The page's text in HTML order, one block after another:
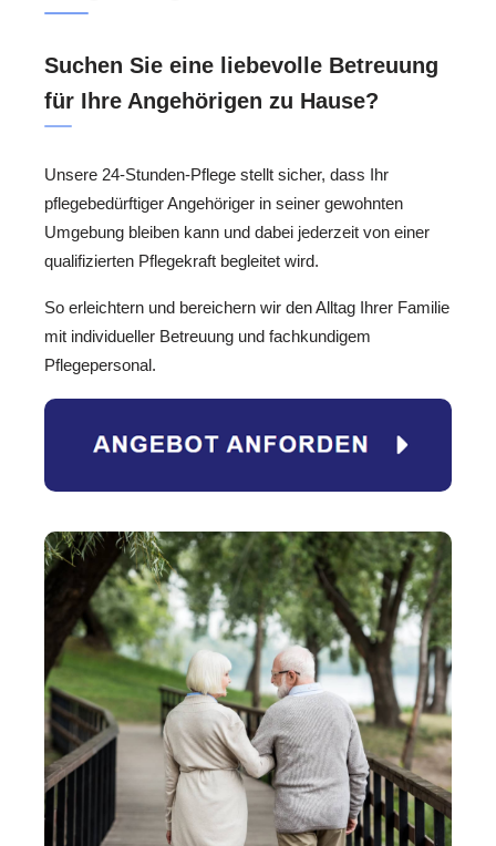
Suchen Sie eine liebevolle Betreuung
für Ihre Angehörigen zu Hause?
Unsere 24-Stunden-Pflege stellt sicher, dass Ihr
pflegebedürftiger Angehöriger in seiner gewohnten
Umgebung bleiben kann und dabei jederzeit von einer
qualifizierten Pflegekraft begleitet wird.
So erleichtern und bereichern wir den Alltag Ihrer Familie
mit individueller Betreuung und fachkundigem
Pflegepersonal.